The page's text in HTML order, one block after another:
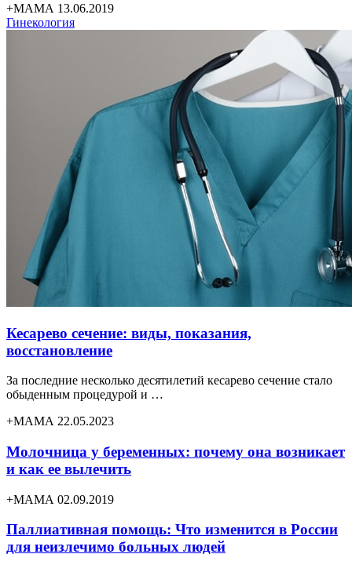
+МАМА 13.06.2019
Гинекология
Кесарево сечение: виды, показания,
восстановление
За последние несколько десятилетий кесарево сечение стало
обыденным процедурой и …
+МАМА 22.05.2023
Молочница у беременных: почему она возникает
и как ее вылечить
+МАМА 02.09.2019
Паллиативная помощь: Что изменится в России
для неизлечимо больных людей